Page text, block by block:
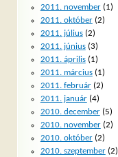
2011. november(1)
2011. október(2)
2011. július(2)
2011. június(3)
2011. április(1)
2011. március(1)
2011. február(2)
2011. január(4)
2010. december(5)
2010. november(2)
2010. október(2)
2010. szeptember(2)